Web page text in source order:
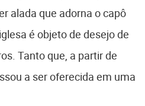
alada que adorna o capô
é objeto de desejo de
Tanto que, a partir de
a ser oferecida em uma